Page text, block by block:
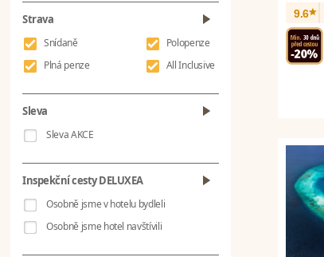
Strava
Snídaně
Plná penze
Polopenze
All Inclusive
Sleva
Sleva AKCE
Inspekční cesty DELUXEA
Osobně jsme v hotelu bydleli
Osobně jsme hotel navštívili
9.6*